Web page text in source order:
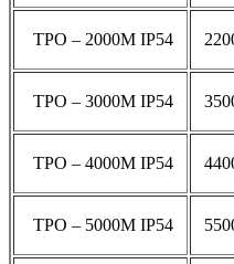
ТРО – 2000М IP54
ТРО – 3000М IP54
ТРО – 4000М IP54
ТРО – 5000М IP54